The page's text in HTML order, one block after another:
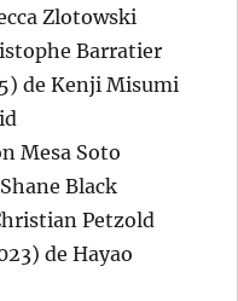
Zlotowski
Barratier
de Kenji Misumi
Mesa Soto
Black
Petzold
de Hayao